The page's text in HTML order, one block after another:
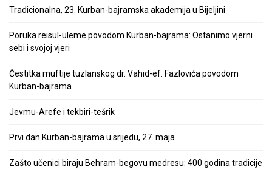
Tradicionalna, 23. Kurban-bajramska akademija u Bijeljini
Poruka reisul-uleme povodom Kurban-bajrama: Ostanimo vjerni
sebi i svojoj vjeri
Čestitka muftije tuzlanskog dr. Vahid-ef. Fazlovića povodom
Kurban-bajrama
Jevmu-Arefe i tekbiri-tešrik
Prvi dan Kurban-bajrama u srijedu, 27. maja
Zašto učenici biraju Behram-begovu medresu: 400 godina tradicije